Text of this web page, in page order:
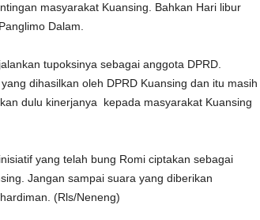
masyarakat Kuansing. Bahkan Hari libur
Dalam.
tupoksinya sebagai anggota DPRD.
dihasilkan oleh DPRD Kuansing dan itu masih
dulu kinerjanya kepada masyarakat Kuansing
yang telah bung Romi ciptakan sebagai
Jangan sampai suara yang diberikan
(Rls/Neneng)